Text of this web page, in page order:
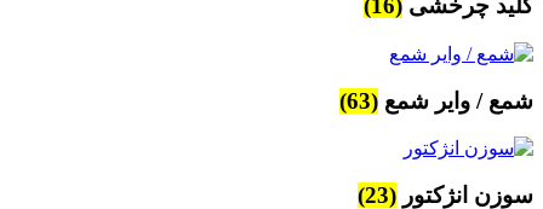
کلید چرخشی (16)
شمع / وایر شمع (63)
سوزن انژکتور (23)